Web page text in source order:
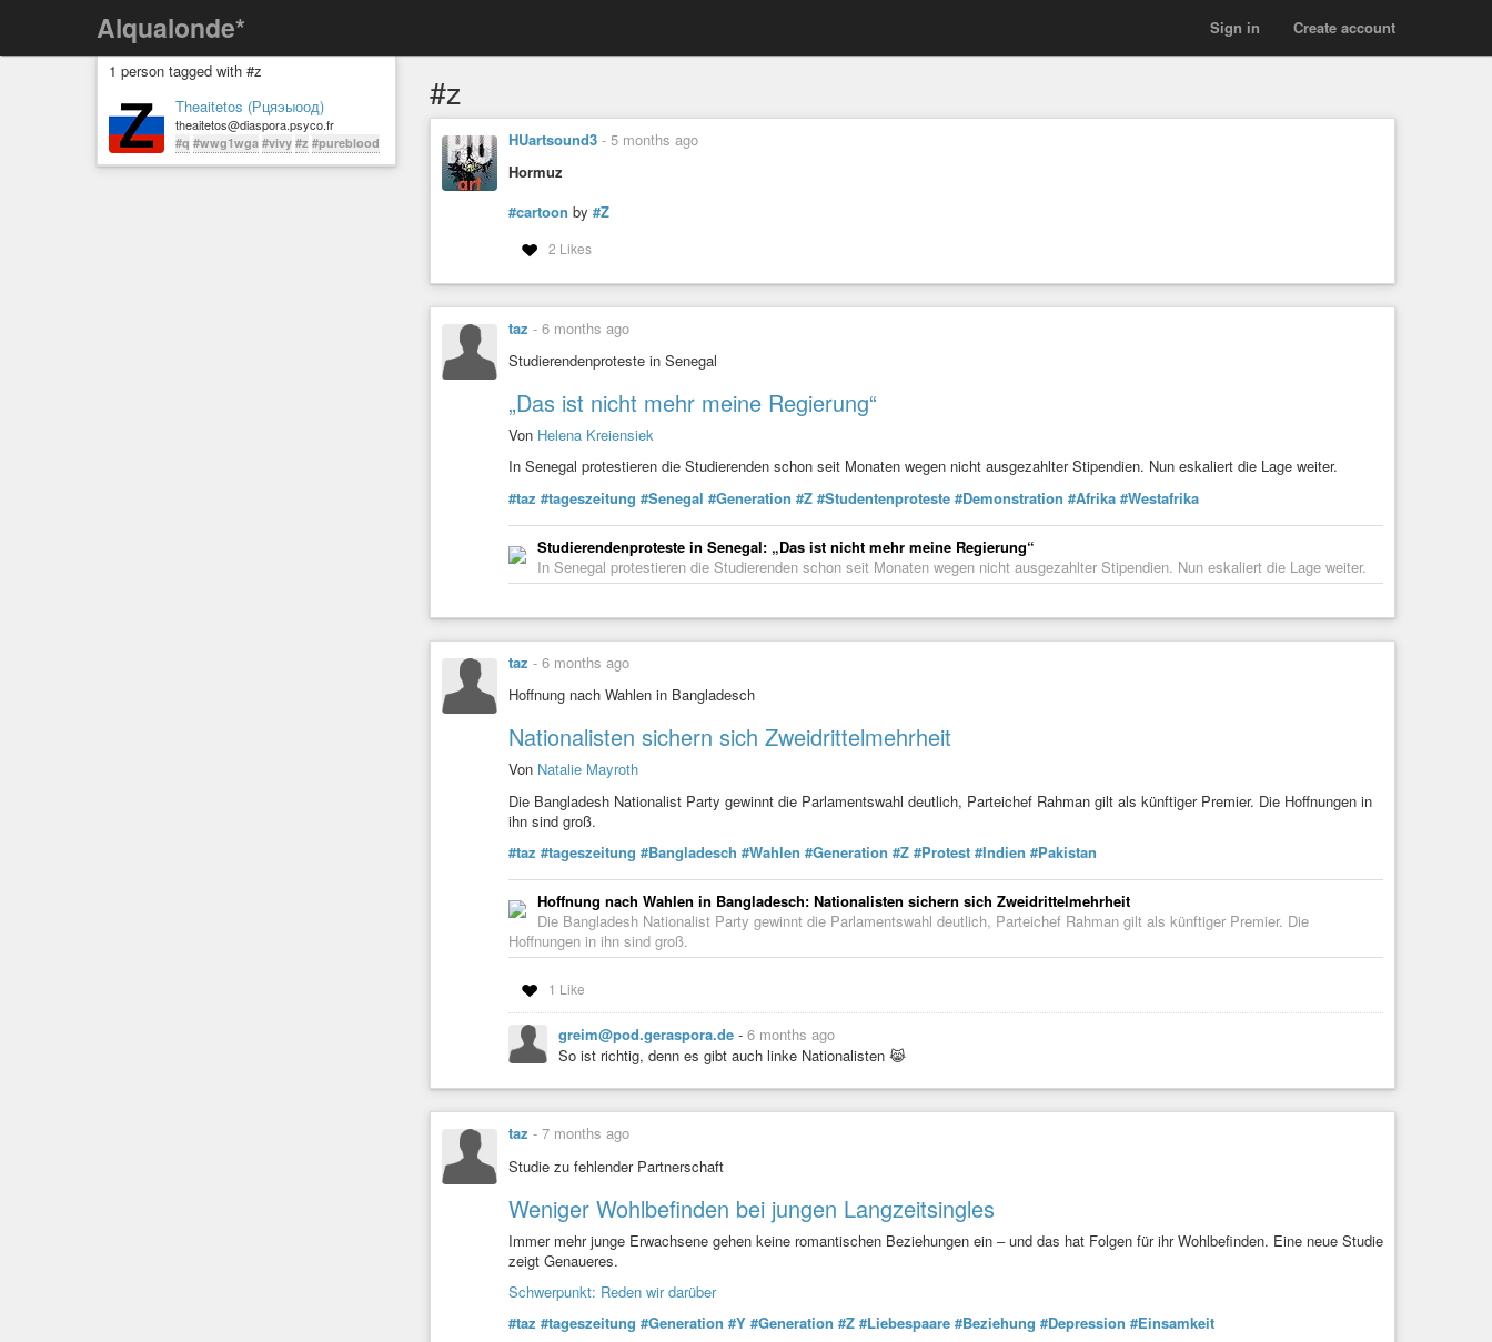
Alqualonde* Create account
Sign in
1 person tagged with #z
Theaitetos (Рцяэыоод)
theaitetos@diaspora.psyco.fr
#q #wwg1wga #vivy #z #pureblood
#z
HUartsound3 - 5 months ago
Hormuz
#cartoon by #Z
2 Likes
taz - 6 months ago
Studierendenproteste in Senegal
„Das ist nicht mehr meine Regierung“
Von Helena Kreiensiek
In Senegal protestieren die Studierenden schon seit Monaten wegen nicht ausgezahlter Stipendien. Nun eskaliert die Lage weiter.
#taz #tageszeitung #Senegal #Generation #Z #Studentenproteste #Demonstration #Afrika #Westafrika
Studierendenproteste in Senegal: „Das ist nicht mehr meine Regierung“
In Senegal protestieren die Studierenden schon seit Monaten wegen nicht ausgezahlter Stipendien. Nun eskaliert die Lage weiter.
taz - 6 months ago
Hoffnung nach Wahlen in Bangladesch
Nationalisten sichern sich Zweidrittelmehrheit
Von Natalie Mayroth
Die Bangladesh Nationalist Party gewinnt die Parlamentswahl deutlich, Parteichef Rahman gilt als künftiger Premier. Die Hoffnungen in
ihn sind groß.
#taz #tageszeitung #Bangladesch #Wahlen #Generation #Z #Protest #Indien #Pakistan
Hoffnung nach Wahlen in Bangladesch: Nationalisten sichern sich Zweidrittelmehrheit
Die Bangladesh Nationalist Party gewinnt die Parlamentswahl deutlich, Parteichef Rahman gilt als künftiger Premier. Die
Hoffnungen in ihn sind groß.
1 Like
greim@pod.geraspora.de - 6 months ago
So ist richtig, denn es gibt auch linke Nationalisten 😹
taz - 7 months ago
Studie zu fehlender Partnerschaft
Weniger Wohlbefinden bei jungen Langzeitsingles
Immer mehr junge Erwachsene gehen keine romantischen Beziehungen ein – und das hat Folgen für ihr Wohlbefinden. Eine neue Studie
zeigt Genaueres.
Schwerpunkt: Reden wir darüber
#taz #tageszeitung #Generation #Y #Generation #Z #Liebespaare #Beziehung #Depression #Einsamkeit